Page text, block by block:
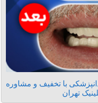
با تخفیف و مشاوره
تهران